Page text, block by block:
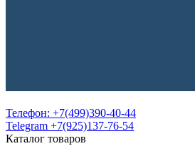
Телефон: +7(499)390-40-44
Telegram +7(925)137-76-54
Каталог товаров